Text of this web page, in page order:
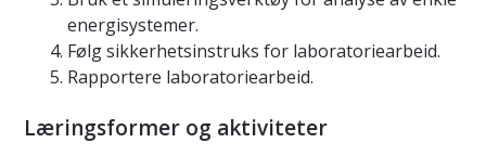
energisystemer.
Følg sikkerhetsinstruks for laboratoriearbeid.
Rapportere laboratoriearbeid.
Læringsformer og aktiviteter